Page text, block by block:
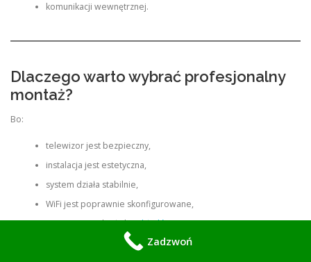
komunikacji wewnętrznej.
Dlaczego warto wybrać profesjonalny
montaż?
Bo:
telewizor jest bezpieczny,
instalacja jest estetyczna,
system działa stabilnie,
WiFi jest poprawnie skonfigurowane,
Smart Home działa bezbłędów,
nie ma widocznych kabli. Zadzwoń